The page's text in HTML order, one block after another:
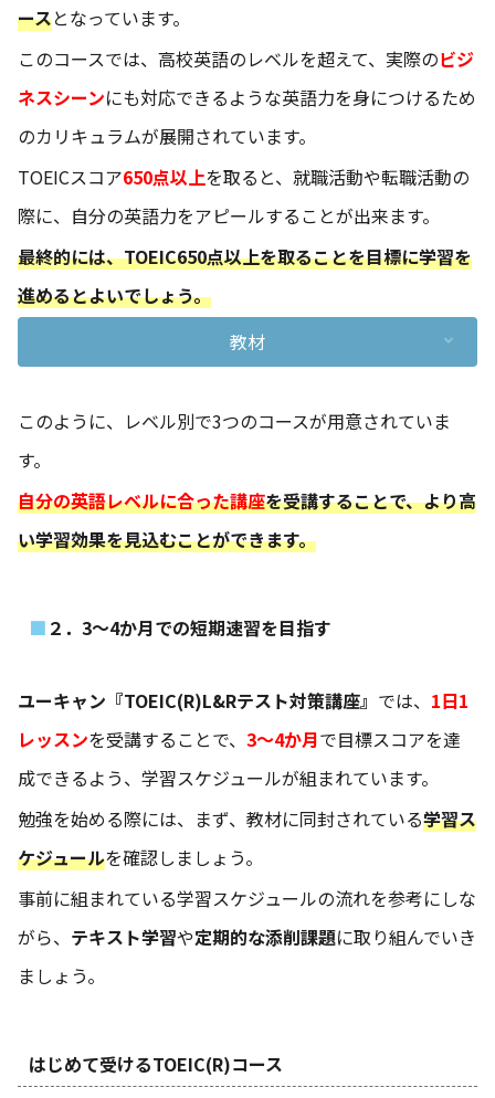
ースとなっています。
このコースでは、高校英語のレベルを超えて、実際のビジ
ネスシーンにも対応できるような英語力を身につけるため
のカリキュラムが展開されています。
TOEICスコア650点以上を取ると、就職活動や転職活動の
際に、自分の英語力をアピールすることが出来ます。
最終的には、TOEIC650点以上を取ることを目標に学習を
進めるとよいでしょう。
教材
このように、レベル別で3つのコースが用意されていま
す。
自分の英語レベルに合った講座を受講することで、より高
い学習効果を見込むことができます。
２．3～4か月での短期速習を目指す
ユーキャン『TOEIC(R)L&Rテスト対策講座』 では、 1日1
レッスンを受講することで、 3～4か月で目標スコアを達
成できるよう、学習スケジュールが組まれています。
勉強を始める際には、まず、教材に同封されている学習ス
ケジュールを確認しましょう。
事前に組まれている学習スケジュールの流れを参考にしな
がら、 テキスト学習や定期的な添削課題に取り組んでいき
ましょう。
はじめて受けるTOEIC(R)コース